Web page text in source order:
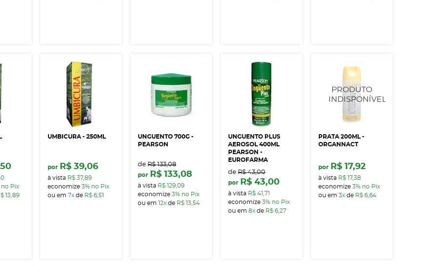
no Pix
13,89
UMBICURA - 250ML
por R$ 39,06
à vista R$ 37,89
economize3% no Pix
ou em7x de R$ 6,51
UNGUENTO 700G -
PEARSON
de R$ 133,08
por R$ 133,08
à vista R$ 129,09
economize3% no Pix
ou em12x de R$ 13,54
UNGUENTO PLUS
AEROSOL 400ML
PEARSON -
EUROFARMA
de R$ 43,00
por R$ 43,00
à vista R$ 41,71
economize3% no Pix
ou em8x de R$ 6,27
PRATA 200ML -
ORGANNACT
por R$ 17,92
à vista R$ 17,38
economize3% no Pix
ou em3x de R$ 6,64